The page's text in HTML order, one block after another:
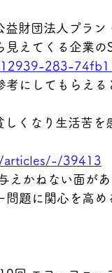
財団法人プラン
見えてくる企業
283-
考にしてもらえる
くなり生活苦を
articles/-/39413
えかねない面が
題に関心を高め